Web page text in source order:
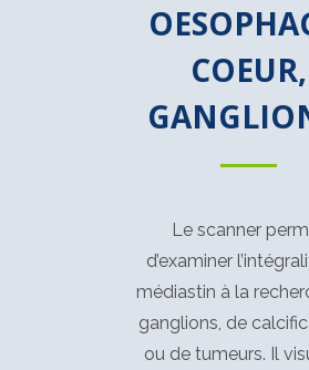
COEUR,
Le scanner
d’examiner
médiastin à la
ganglions, de
ou de tumeurs. Il